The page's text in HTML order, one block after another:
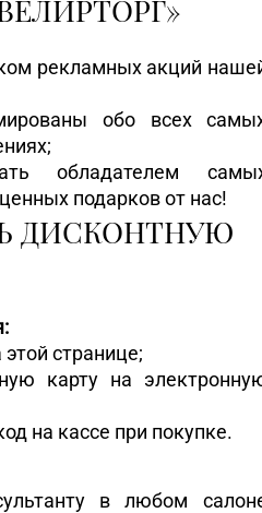
рекламных акций
обо всех
обладателем
подарков от нас!
ДИСКОНТНУЮ
странице;
карту на
на кассе при покупке.
в любом